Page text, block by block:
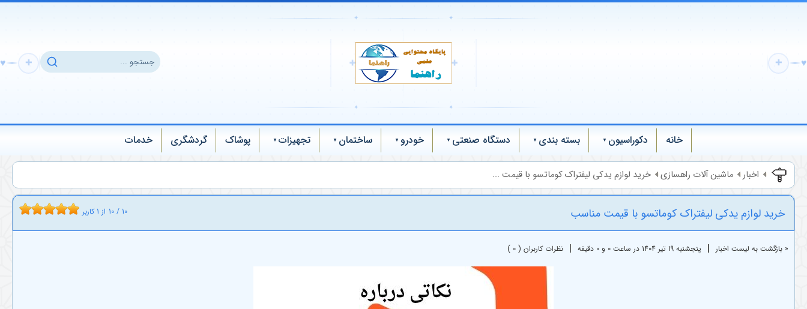
✦
✦
♥
✚
✚
✚
✚
♥
✦
✦
خانه دکوراسیون بسته بندی دستگاه صنعتی خودرو ساختمان تجهیزات پوشاک گردشگری خدمات
اخبار ماشین آلات راهسازی خرید لوازم یدکی لیفتراک کوماتسو با قیمت ...
خرید لوازم یدکی لیفتراک کوماتسو با قیمت مناسب 10 / 10 از 1 کاربر
« بازگشت به لیست اخبار | پنجشنبه 19 تير 1404 در ساعت 0 و 0 دقیقه | نظرات کاربران ( 0 )